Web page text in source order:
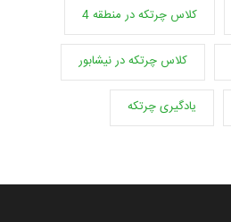
کلاس چرتکه در منطقه 4
کلاس چرتکه در نیشابور
یادگیری چرتکه